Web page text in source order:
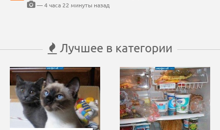
— 4 часа 22 минуты назад
Лучшее в категории